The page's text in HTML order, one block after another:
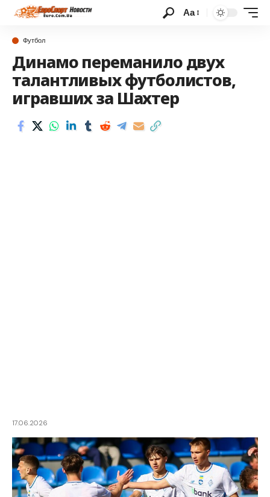
Аа
Футбол
Динамо переманило двух
талантливых футболистов,
игравших за Шахтер
17.06.2026